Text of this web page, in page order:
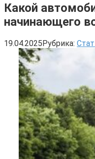
Какой
начинающего
19.04.2025Рубрика: